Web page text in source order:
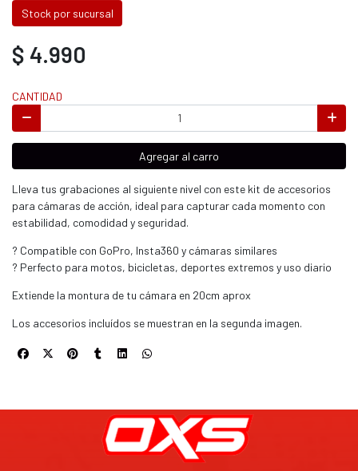
Stock por sucursal
$ 4.990
CANTIDAD
Agregar al carro
Lleva tus grabaciones al siguiente nivel con este kit de accesorios
para cámaras de acción, ideal para capturar cada momento con
estabilidad, comodidad y seguridad.
? Compatible con GoPro, Insta360 y cámaras similares
? Perfecto para motos, bicicletas, deportes extremos y uso diario
Extiende la montura de tu cámara en 20cm aprox
Los accesorios incluídos se muestran en la segunda imagen.